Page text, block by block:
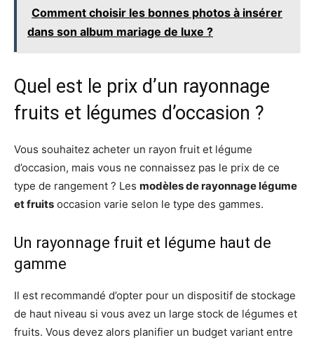
Comment choisir les bonnes photos à insérer
dans son album mariage de luxe ?
Quel est le prix d’un rayonnage
fruits et légumes d’occasion ?
Vous souhaitez acheter un rayon fruit et légume
d’occasion, mais vous ne connaissez pas le prix de ce
type de rangement ? Les modèles de rayonnage légume
et fruits occasion varie selon le type des gammes.
Un rayonnage fruit et légume haut de
gamme
Il est recommandé d’opter pour un dispositif de stockage
de haut niveau si vous avez un large stock de légumes et
fruits. Vous devez alors planifier un budget variant entre